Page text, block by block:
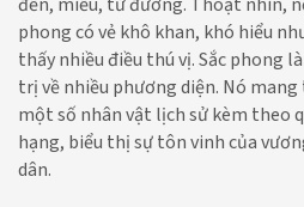
phong có vẻ khô khan, khó hiểu
thấy nhiều điều thú vị. Sắc phong
trị về nhiều phương diện. Nó
một số nhân vật lịch sử kèm theo
hạng, biểu thị sự tôn vinh của
dân.